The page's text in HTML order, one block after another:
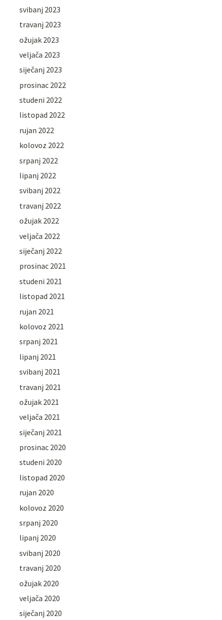
svibanj 2023
travanj 2023
ožujak 2023
veljača 2023
siječanj 2023
prosinac 2022
studeni 2022
listopad 2022
rujan 2022
kolovoz 2022
srpanj 2022
lipanj 2022
svibanj 2022
travanj 2022
ožujak 2022
veljača 2022
siječanj 2022
prosinac 2021
studeni 2021
listopad 2021
rujan 2021
kolovoz 2021
srpanj 2021
lipanj 2021
svibanj 2021
travanj 2021
ožujak 2021
veljača 2021
siječanj 2021
prosinac 2020
studeni 2020
listopad 2020
rujan 2020
kolovoz 2020
srpanj 2020
lipanj 2020
svibanj 2020
travanj 2020
ožujak 2020
veljača 2020
siječanj 2020